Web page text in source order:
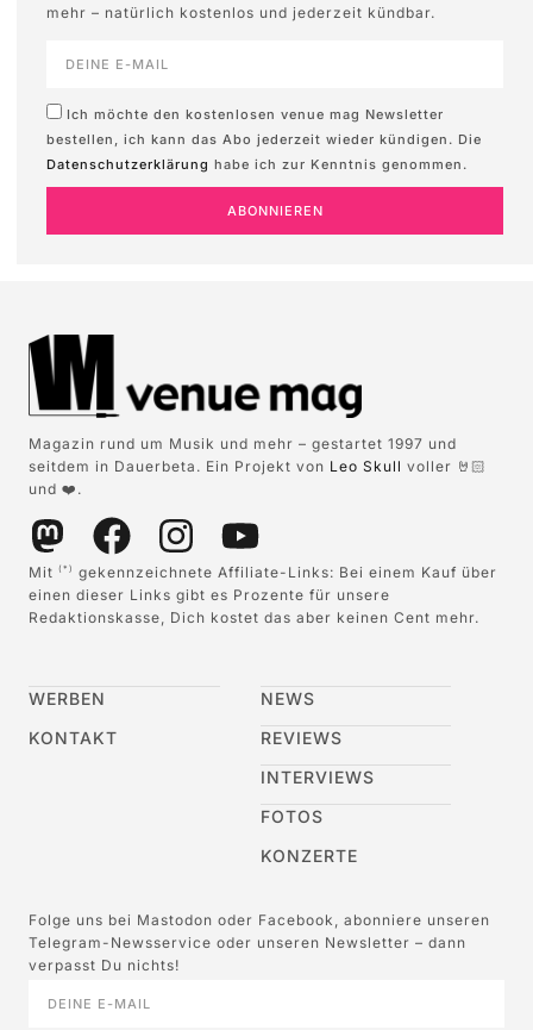
mehr – natürlich kostenlos und jederzeit kündbar.
Ich möchte den kostenlosen venue mag Newsletter
bestellen, ich kann das Abo jederzeit wieder kündigen. Die
Datenschutzerklärung habe ich zur Kenntnis genommen.
ABONNIEREN
Magazin rund um Musik und mehr – gestartet 1997 und
seitdem in Dauerbeta. Ein Projekt von Leo Skull voller 🤘🏻
und ❤️.
Mit (*)
gekennzeichnete Affiliate-Links: Bei einem Kauf über
einen dieser Links gibt es Prozente für unsere
Redaktionskasse, Dich kostet das aber keinen Cent mehr.
WERBEN
KONTAKT
NEWS
REVIEWS
INTERVIEWS
FOTOS
KONZERTE
Folge uns bei Mastodon oder Facebook, abonniere unseren
Telegram-Newsservice oder unseren Newsletter – dann
verpasst Du nichts!